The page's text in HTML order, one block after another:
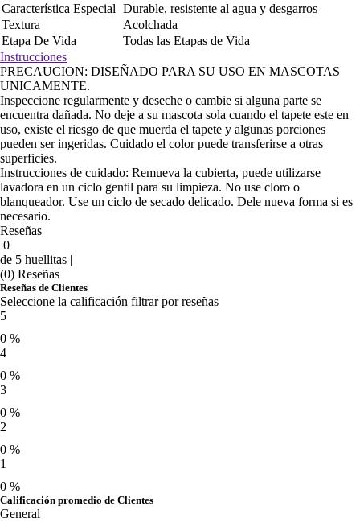
Característica Especial Durable, resistente al agua y desgarros
Textura
Acolchada
Etapa De Vida
Todas las Etapas de Vida
Instrucciones
PRECAUCION: DISEÑADO PARA SU USO EN MASCOTAS
UNICAMENTE.
Inspeccione regularmente y deseche o cambie si alguna parte se
encuentra dañada. No deje a su mascota sola cuando el tapete este en
uso, existe el riesgo de que muerda el tapete y algunas porciones
pueden ser ingeridas. Cuidado el color puede transferirse a otras
superficies.
Instrucciones de cuidado: Remueva la cubierta, puede utilizarse
lavadora en un ciclo gentil para su limpieza. No use cloro o
blanqueador. Use un ciclo de secado delicado. Dele nueva forma si es
necesario.
Reseñas
0
de 5 huellitas |
(0) Reseñas
Reseñas de Clientes
Seleccione la calificación filtrar por reseñas
5
0 %
4
0 %
3
0 %
2
0 %
1
0 %
Calificación promedio de Clientes
General